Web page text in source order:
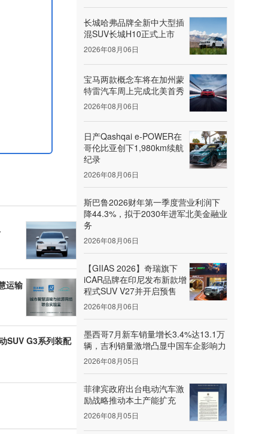
运输
SUV G3系列装配
长城哈弗品牌全新中大型插
混SUV长城H10正式上市
2026年08月06日
宝马两款概念车将在加州蒙
特雷汽车周上完成北美首秀
2026年08月06日
日产Qashqai e‑POWER在
哥伦比亚创下1,980km续航
纪录
2026年08月06日
斯巴鲁2026财年第一季度营业利润下
降44.3%，拟于2030年进军北美金融业
务
2026年08月06日
【GIIAS 2026】奇瑞旗下
iCAR品牌在印尼发布新款增
程式SUV V27并开启预售
2026年08月06日
墨西哥7月新车销量增长3.4%达13.1万
辆，吉利销量激增凸显中国车企影响力
2026年08月05日
菲律宾政府出台电动汽车激
励战略推动本土产能扩充
2026年08月05日